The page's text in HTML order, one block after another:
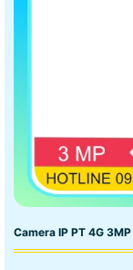
Camera IP PT 4G